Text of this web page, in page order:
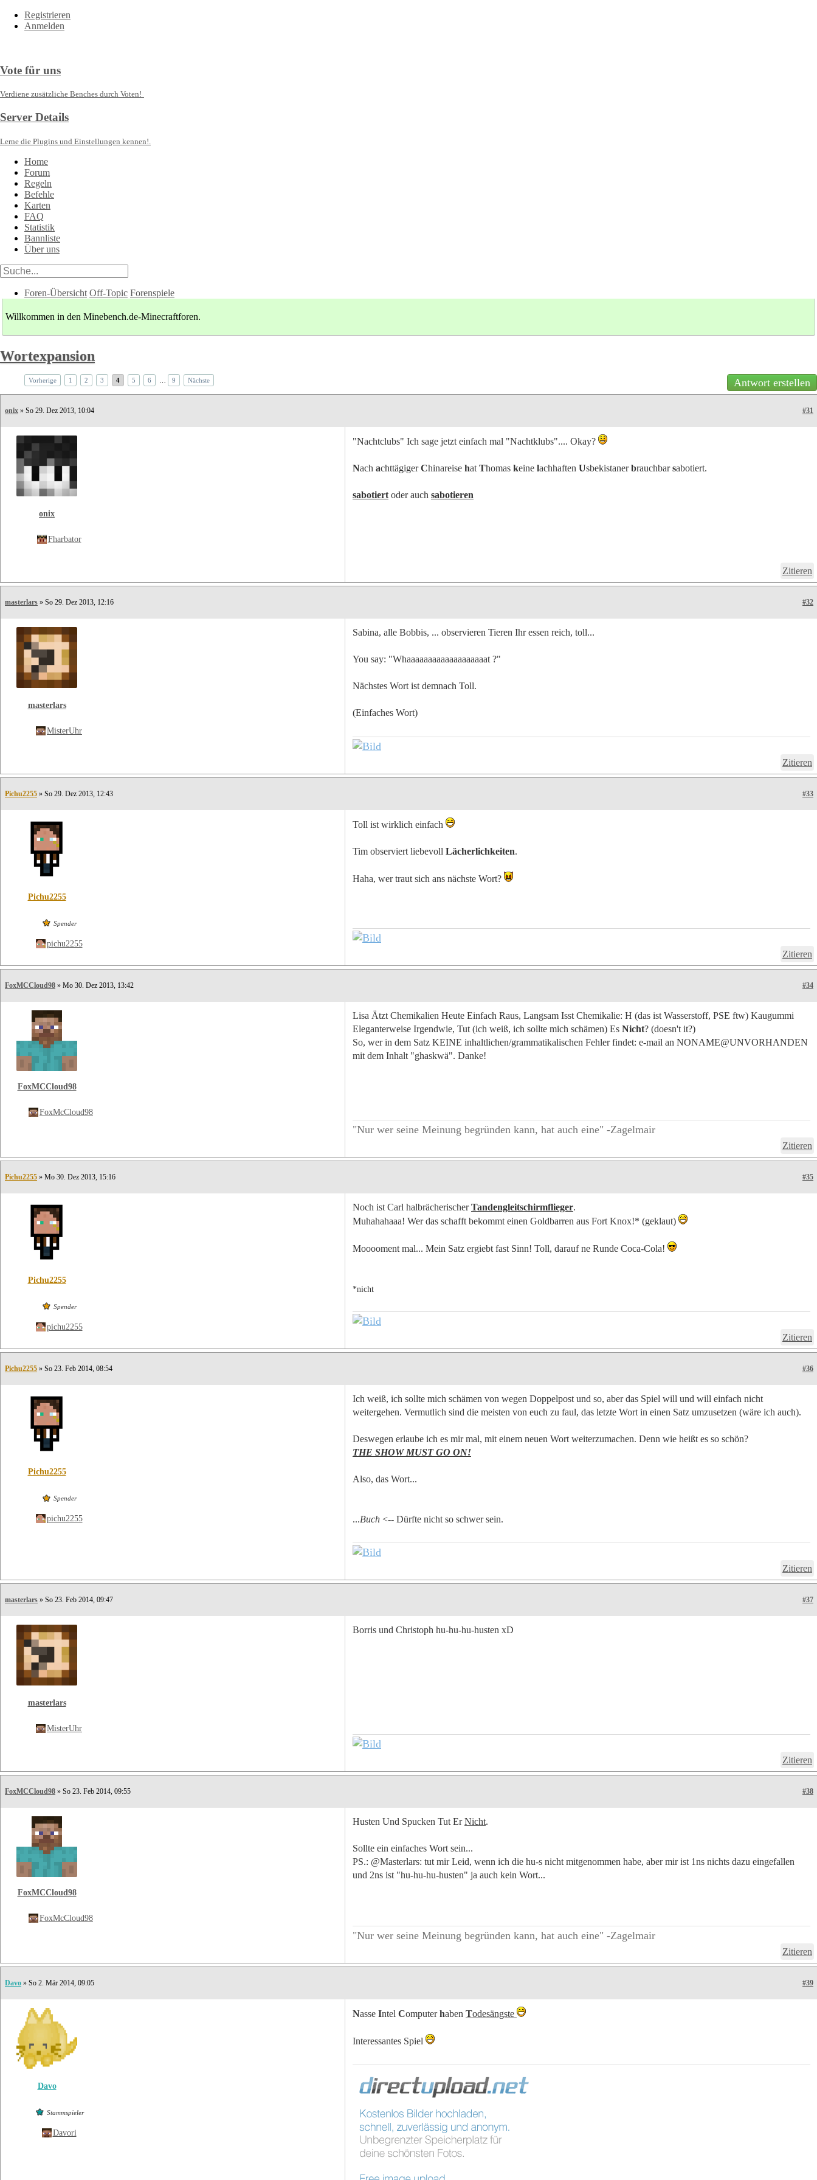
Registrieren
Anmelden
Vote für uns
Verdiene zusätzliche Benches durch Voten!
Server Details
Lerne die Plugins und Einstellungen kennen!.
Home
Forum
Regeln
Befehle
Karten
FAQ
Statistik
Bannliste
Über uns
Foren-Übersicht Off-Topic Forenspiele
Willkommen in den Minebench.de-Minecraftforen.
Wortexpansion
Vorherige 1 2 3 4 5 6 9 Nächste Antwort erstellen
onix » So 29. Dez 2013, 10:04 #31
"Nachtclubs" Ich sage jetzt einfach mal "Nachtklubs".... Okay?
Nach achttägigerChinareise hat Thomas keine lachhaften Usbekistanerbrauchbarsabotiert.
sabotiert oder auch sabotieren
Zitieren
onix
Fharbator
masterlars » So 29. Dez 2013, 12:16 #32
Sabina, alle Bobbis, ... observieren Tieren Ihr essen reich, toll...
You say: "Whaaaaaaaaaaaaaaaaaaat ?"
Nächstes Wort ist demnach Toll.
(Einfaches Wort)
Zitieren
masterlars
MisterUhr
Pichu2255 » So 29. Dez 2013, 12:43 #33
Toll ist wirklich einfach
Tim observiert liebevoll Lächerlichkeiten.
Haha, wer traut sich ans nächste Wort?
Zitieren
Pichu2255
Spender
pichu2255
FoxMCCloud98 » Mo 30. Dez 2013, 13:42 #34
Lisa Ätzt Chemikalien Heute Einfach Raus, Langsam Isst Chemikalie: H (das ist Wasserstoff, PSE ftw) Kaugummi
Eleganterweise Irgendwie, Tut (ich weiß, ich sollte mich schämen) Es Nicht? (doesn't it?)
So, wer in dem Satz KEINE inhaltlichen/grammatikalischen Fehler findet: e-mail an NONAME@UNVORHANDEN
mit dem Inhalt "ghaskwä". Danke!
"Nur wer seine Meinung begründen kann, hat auch eine" -Zagelmair
Zitieren
FoxMCCloud98
FoxMcCloud98
Pichu2255 » Mo 30. Dez 2013, 15:16 #35
Noch ist Carl halbrächerischerTandengleitschirmflieger.
Muhahahaaa! Wer das schafft bekommt einen Goldbarren aus Fort Knox!* (geklaut)
Mooooment mal... Mein Satz ergiebt fast Sinn! Toll, darauf ne Runde Coca-Cola!
*nicht
Zitieren
Pichu2255
Spender
pichu2255
Pichu2255 » So 23. Feb 2014, 08:54 #36
Ich weiß, ich sollte mich schämen von wegen Doppelpost und so, aber das Spiel will und will einfach nicht
weitergehen. Vermutlich sind die meisten von euch zu faul, das letzte Wort in einen Satz umzusetzen (wäre ich auch).
Deswegen erlaube ich es mir mal, mit einem neuen Wort weiterzumachen. Denn wie heißt es so schön?
THE SHOW MUST GO ON!
Also, das Wort...
...Buch <-- Dürfte nicht so schwer sein.
Zitieren
Pichu2255
Spender
pichu2255
masterlars » So 23. Feb 2014, 09:47 #37
Borris und Christoph hu-hu-hu-husten xD
Zitieren
masterlars
MisterUhr
FoxMCCloud98 » So 23. Feb 2014, 09:55 #38
Husten Und Spucken Tut ErNicht.
Sollte ein einfaches Wort sein...
PS.: @Masterlars: tut mir Leid, wenn ich die hu-s nicht mitgenommen habe, aber mir ist 1ns nichts dazu eingefallen
und 2ns ist "hu-hu-hu-husten" ja auch kein Wort...
"Nur wer seine Meinung begründen kann, hat auch eine" -Zagelmair
Zitieren
FoxMCCloud98
FoxMcCloud98
Davo » So 2. Mär 2014, 09:05 #39
Nasse Intel Computerhaben Todesängste
Interessantes Spiel
Davo
Stammspieler
Davori